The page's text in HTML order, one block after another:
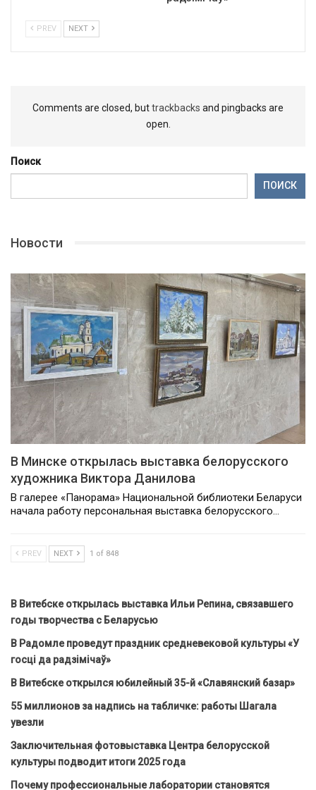
PREV NEXT
Comments are closed, buttrackbacks and pingbacks are
open.
Поиск
ПОИСК
Новости
В Минске открылась выставка белорусского
художника Виктора Данилова
В галерее «Панорама» Национальной библиотеки Беларуси
начала работу персональная выставка белорусского…
PREV NEXT 1 of 848
В Витебске открылась выставка Ильи Репина, связавшего
годы творчества с Беларусью
В Радомле проведут праздник средневековой культуры «У
госці да радзімічаў»
В Витебске открылся юбилейный 35-й «Славянский базар»
55 миллионов за надпись на табличке: работы Шагала
увезли
Заключительная фотовыставка Центра белорусской
культуры подводит итоги 2025 года
Почему профессиональные лаборатории становятся